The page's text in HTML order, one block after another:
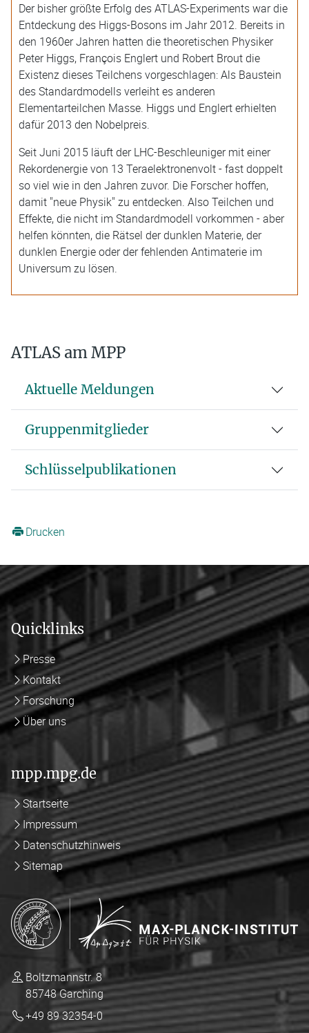
Der bisher größte Erfolg des ATLAS-Experiments war die
Entdeckung des Higgs-Bosons im Jahr 2012. Bereits in
den 1960er Jahren hatten die theoretischen Physiker
Peter Higgs, François Englert und Robert Brout die
Existenz dieses Teilchens vorgeschlagen: Als Baustein
des Standardmodells verleiht es anderen
Elementarteilchen Masse. Higgs und Englert erhielten
dafür 2013 den Nobelpreis.
Seit Juni 2015 läuft der LHC-Beschleuniger mit einer
Rekordenergie von 13 Teraelektronenvolt - fast doppelt
so viel wie in den Jahren zuvor. Die Forscher hoffen,
damit "neue Physik" zu entdecken. Also Teilchen und
Effekte, die nicht im Standardmodell vorkommen - aber
helfen könnten, die Rätsel der dunklen Materie, der
dunklen Energie oder der fehlenden Antimaterie im
Universum zu lösen.
ATLAS am MPP
Aktuelle Meldungen
Gruppenmitglieder
Schlüsselpublikationen
Drucken
Quicklinks
Presse
Kontakt
Forschung
Über uns
mpp.mpg.de
Startseite
Impressum
Datenschutzhinweis
Sitemap
Boltzmannstr. 8
85748 Garching
+49 89 32354-0